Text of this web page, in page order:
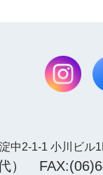
中2-1-1 小川ビル
）